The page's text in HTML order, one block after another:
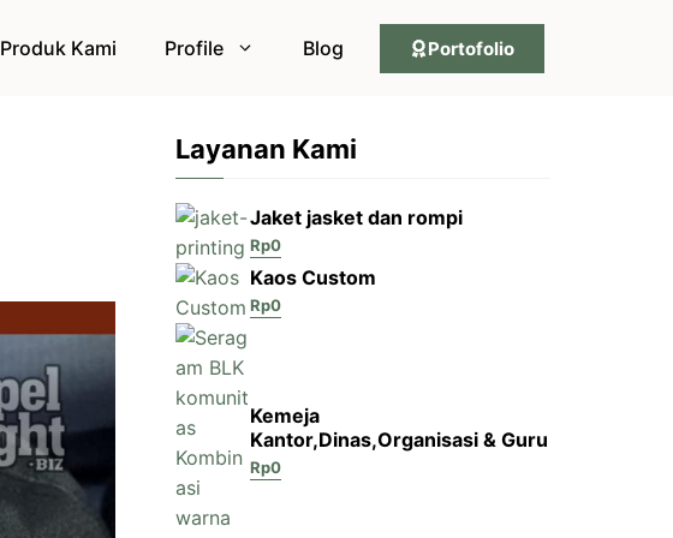
Produk Kami Profile Blog Portofolio
Layanan Kami
Jaket jasket dan rompi
Rp0
Kaos Custom
Rp0
Kemeja
Kantor,Dinas,Organisasi & Guru
Rp0